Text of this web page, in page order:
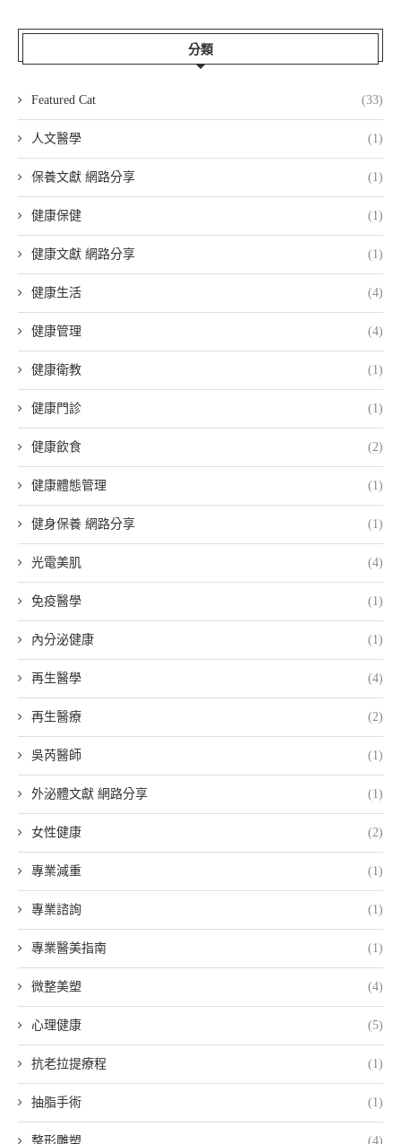
分類
Featured Cat (33)
人文醫學 (1)
保養文獻 網路分享 (1)
健康保健 (1)
健康文獻 網路分享 (1)
健康生活 (4)
健康管理 (4)
健康衛教 (1)
健康門診 (1)
健康飲食 (2)
健康體態管理 (1)
健身保養 網路分享 (1)
光電美肌 (4)
免疫醫學 (1)
內分泌健康 (1)
再生醫學 (4)
再生醫療 (2)
吳芮醫師 (1)
外泌體文獻 網路分享 (1)
女性健康 (2)
專業減重 (1)
專業諮詢 (1)
專業醫美指南 (1)
微整美塑 (4)
心理健康 (5)
抗老拉提療程 (1)
抽脂手術 (1)
整形雕塑 (4)